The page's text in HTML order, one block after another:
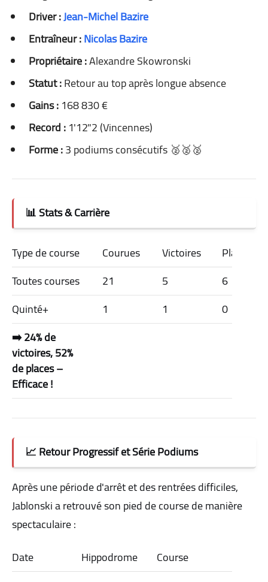
Driver :Jean-Michel Bazire
Entraîneur :Nicolas Bazire
Propriétaire :Alexandre Skowronski
Statut :Retour au top après longue absence
Gains :168 830 €
Record :1'12"2 (Vincennes)
Forme :3 podiums consécutifs 🥈🥈🥈
📊 Stats & Carrière
Type de course Courues Victoires
Places
Toutes courses
21 5
6
Quinté+
1 1
0
➡️ 24% de
victoires, 52%
de places –
Efficace !
📈 Retour Progressif et Série Podiums
Après une période d'arrêt et des rentrées difficiles,
Jablonski a retrouvé son pied de course de manière
spectaculaire :
Date
Hippodrome Course